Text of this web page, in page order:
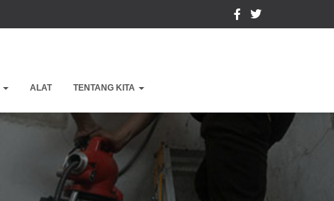
ALAT TENTANG KITA